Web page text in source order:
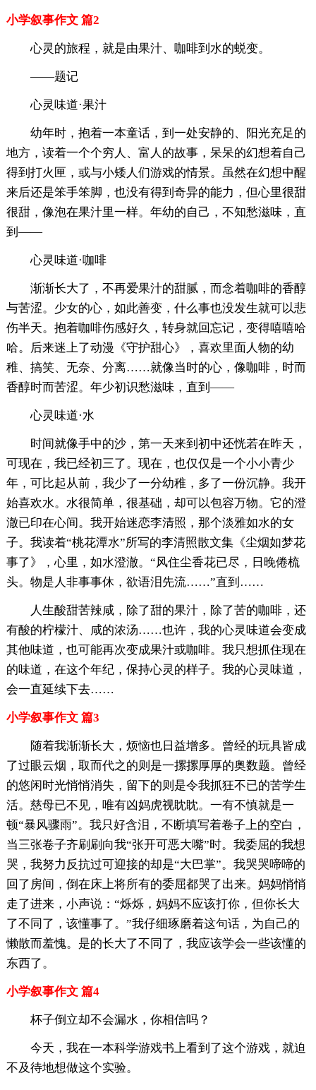
小学叙事作文 篇2
心灵的旅程，就是由果汁、咖啡到水的蜕变。
——题记
心灵味道·果汁
幼年时，抱着一本童话，到一处安静的、阳光充足的
地方，读着一个个穷人、富人的故事，呆呆的幻想着自己
得到打火匣，或与小矮人们游戏的情景。虽然在幻想中醒
来后还是笨手笨脚，也没有得到奇异的能力，但心里很甜
很甜，像泡在果汁里一样。年幼的自己，不知愁滋味，直
到——
心灵味道·咖啡
渐渐长大了，不再爱果汁的甜腻，而念着咖啡的香醇
与苦涩。少女的心，如此善变，什么事也没发生就可以悲
伤半天。抱着咖啡伤感好久，转身就回忘记，变得嘻嘻哈
哈。后来迷上了动漫《守护甜心》，喜欢里面人物的幼
稚、搞笑、无奈、分离……就像当时的心，像咖啡，时而
香醇时而苦涩。年少初识愁滋味，直到——
心灵味道·水
时间就像手中的沙，第一天来到初中还恍若在昨天，
可现在，我已经初三了。现在，也仅仅是一个小小青少
年，可比起从前，我少了一分幼稚，多了一份沉静。我开
始喜欢水。水很简单，很基础，却可以包容万物。它的澄
澈已印在心间。我开始迷恋李清照，那个淡雅如水的女
子。我读着“桃花潭水”所写的李清照散文集《尘烟如梦花
事了》，心里，如水澄澈。“风住尘香花已尽，日晚倦梳
头。物是人非事事休，欲语泪先流……”直到……
人生酸甜苦辣咸，除了甜的果汁，除了苦的咖啡，还
有酸的柠檬汁、咸的浓汤……也许，我的心灵味道会变成
其他味道，也可能再次变成果汁或咖啡。我只想抓住现在
的味道，在这个年纪，保持心灵的样子。我的心灵味道，
会一直延续下去……
小学叙事作文 篇3
随着我渐渐长大，烦恼也日益增多。曾经的玩具皆成
了过眼云烟，取而代之的则是一摞摞厚厚的奥数题。曾经
的悠闲时光悄悄消失，留下的则是令我抓狂不已的苦学生
活。慈母已不见，唯有凶妈虎视眈眈。一有不慎就是一
顿“暴风骤雨”。我只好含泪，不断填写着卷子上的空白，
当三张卷子齐刷刷向我“张开可恶大嘴”时。我委屈的我想
哭，我努力反抗过可迎接的却是“大巴掌”。我哭哭啼啼的
回了房间，倒在床上将所有的委屈都哭了出来。妈妈悄悄
走了进来，小声说：“烁烁，妈妈不应该打你，但你长大
了不同了，该懂事了。”我仔细琢磨着这句话，为自己的
懒散而羞愧。是的长大了不同了，我应该学会一些该懂的
东西了。
小学叙事作文 篇4
杯子倒立却不会漏水，你相信吗？
今天，我在一本科学游戏书上看到了这个游戏，就迫
不及待地想做这个实验。